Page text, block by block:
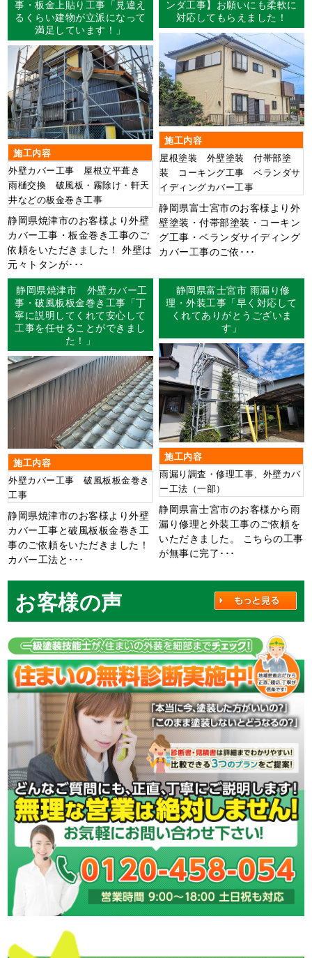
事・板金上貼り工事「見違え
るくらい建物が立派になって
満足しています！」
施工内容
外壁カバー工事 屋根立平葺き
雨樋交換 破風板・霧除け・軒天
井などの板金巻き工事
静岡県焼津市のお客様より外壁
カバー工事・板金巻き工事のご
依頼をいただきました！ 外壁は
元々トタンが･･･
ンダ工事】お願いにも柔軟に
対応してもらえました！
施工内容
屋根塗装 外壁塗装 付帯部塗
装 コーキング工事 ベランダサ
イディングカバー工事
静岡県富士宮市のお客様より外
壁塗装・付帯部塗装・コーキン
グ工事・ベランダサイディング
カバー工事のご依･･･
静岡県焼津市 外壁カバー工
事・破風板板金巻き工事「丁
寧に説明してくれて安心して
工事を任せることができまし
た！」
施工内容
外壁カバー工事 破風板板金巻き
工事
静岡県焼津市のお客様より外壁
カバー工事と破風板板金巻き工
事のご依頼をいただきました！
カバー工法と･･･
静岡県富士宮市 雨漏り修
理・外装工事「早く対応して
くれてありがとうございま
す」
施工内容
雨漏り調査・修理工事、外壁カバ
ー工法（一部）
静岡県富士宮市のお客様から雨
漏り修理と外装工事のご依頼を
いただきました。 こちらの工事
が無事に完了･･･
お客様の声